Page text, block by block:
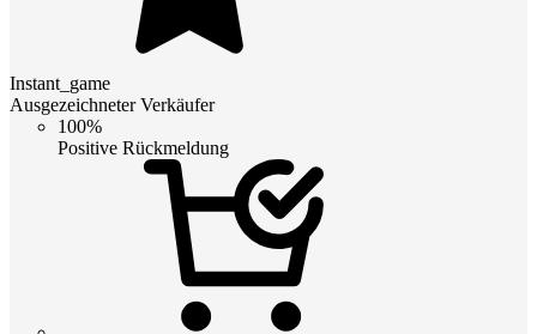
Instant_game
Ausgezeichneter Verkäufer
100%
Positive Rückmeldung